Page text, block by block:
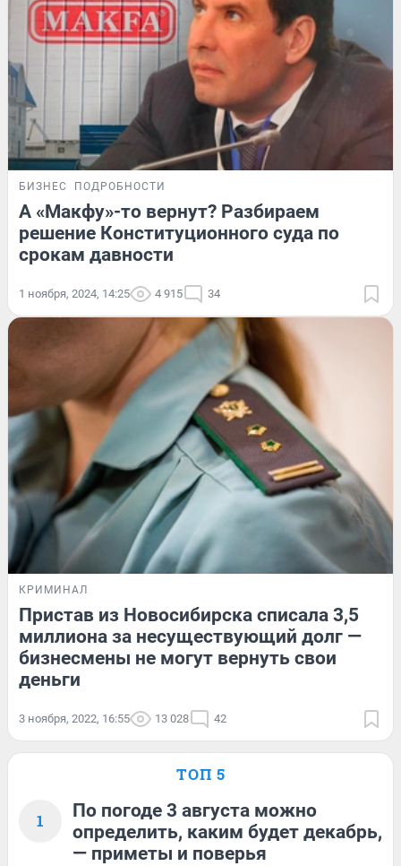
БИЗНЕС ПОДРОБНОСТИ
А «Макфу»-то вернут? Разбираем
решение Конституционного суда по
срокам давности
1 ноября, 2024, 14:25 4 915 34
КРИМИНАЛ
Пристав из Новосибирска списала 3,5
миллиона за несуществующий долг —
бизнесмены не могут вернуть свои
деньги
3 ноября, 2022, 16:55 13 028 42
ТОП 5
1
По погоде 3 августа можно
определить, каким будет декабрь,
— приметы и поверья